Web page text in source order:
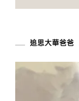
追思大華爸爸